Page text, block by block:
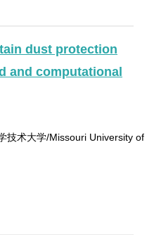
dust protection
and computational
技术大学/Missouri University of